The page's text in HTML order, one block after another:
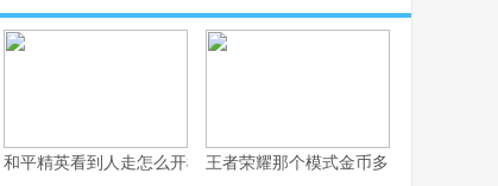
和平精英看到人走怎么开枪，冷静瞄准与节奏掌控的艺术，副标题
王者荣耀那个模式金币多，揭秘高效积